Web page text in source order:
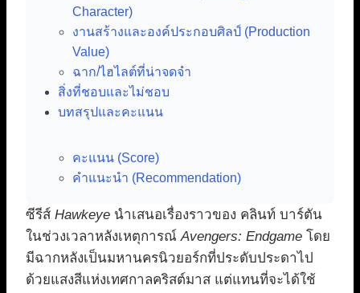
Character)
งานสร้างและองค์ประกอบศิลป์ (Production
Value)
ฉาก/ไฮไลต์ที่น่าจดจำ
สิ่งที่ชอบและไม่ชอบ
บทสรุปและคะแนน
คะแนน (Score)
คำแนะนำ (Recommendation)
ซีรีส์ Hawkeye นำเสนอเรื่องราวของ คลินท์ บาร์ตัน
ในช่วงเวลาหลังเหตุการณ์Avengers: Endgame โดย
มีฉากหลังเป็นมหานครนิวยอร์กที่ประดับประดาไป
ด้วยแสงสีแห่งเทศกาลคริสต์มาส แต่แทนที่จะได้ใช้